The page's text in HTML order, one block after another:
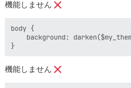
機能しません
body {
background:
機能しません